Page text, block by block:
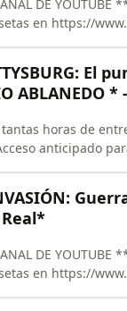
https://youtube.com/live/3Il92DRQhjo
www.bhmshop.app
ABLANEDO *
horas de
- ** VIDEO EN NUESTRO
Militar contamos
https://youtube.com/live/X8qwogiKznY
www.bhmshop.app +++++